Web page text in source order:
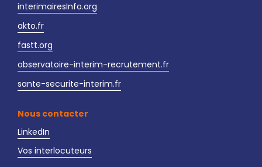
interimairesInfo.org
akto.fr
fastt.org
observatoire-interim-recrutement.fr
sante-securite-interim.fr
Nous contacter
LinkedIn
Vos interlocuteurs